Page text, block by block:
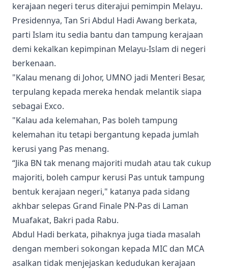
kerajaan negeri terus diterajui pemimpin Melayu.
Presidennya, Tan Sri Abdul Hadi Awang berkata,
parti Islam itu sedia bantu dan tampung kerajaan
demi kekalkan kepimpinan Melayu-Islam di negeri
berkenaan.
"Kalau menang di Johor, UMNO jadi Menteri Besar,
terpulang kepada mereka hendak melantik siapa
sebagai Exco.
"Kalau ada kelemahan, Pas boleh tampung
kelemahan itu tetapi bergantung kepada jumlah
kerusi yang Pas menang.
“Jika BN tak menang majoriti mudah atau tak cukup
majoriti, boleh campur kerusi Pas untuk tampung
bentuk kerajaan negeri," katanya pada sidang
akhbar selepas Grand Finale PN-Pas di Laman
Muafakat, Bakri pada Rabu.
Abdul Hadi berkata, pihaknya juga tiada masalah
dengan memberi sokongan kepada MIC dan MCA
asalkan tidak menjejaskan kedudukan kerajaan